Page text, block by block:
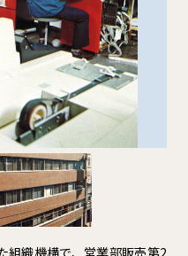
織機構で、営業部販売第2